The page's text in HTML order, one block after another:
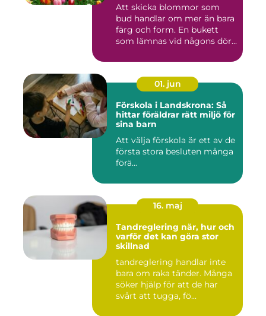
Att skicka blommor som
bud handlar om mer än bara
färg och form. En bukett
som lämnas vid någons dör...
01. jun
Förskola i Landskrona: Så
hittar föräldrar rätt miljö för
sina barn
Att välja förskola är ett av de
första stora besluten många
förä...
16. maj
Tandreglering när, hur och
varför det kan göra stor
skillnad
tandreglering handlar inte
bara om raka tänder. Många
söker hjälp för att de har
svårt att tugga, fö...